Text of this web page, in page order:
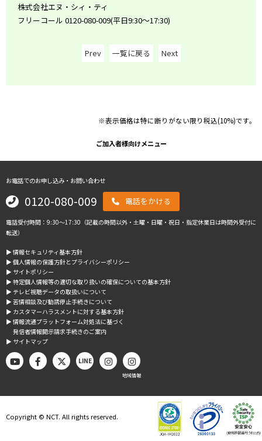
株式会社エヌ・シィ・ティ
フリーコール 0120-080-009(平日9:30～17:30)
Prev 一覧に戻る Next
※表示価格は特に断りがない限り税込(10%)です。
ご加入者様向けメニュー
お電話でのお申し込み・お問い合わせ
0120-080-009 電話をかける
電話受付時間：9:30～17:30（記載の時間以外・土曜・日曜・祝日・指定休業日は時間外受付に
転送）
▶︎ 情報セキュリティ基本方針
▶︎ 個人情報の保護方針とプライバシーポリシー
▶︎ サイトポリシー
▶︎ 特定個人情報等の適切な取り扱いの確保についての基本方針
▶︎ テレビ視聴データの取扱いについて
▶︎ 苦情相談及び勧誘停止手続きについて
▶︎ カスタマーハラスメントに対する基本方針
▶︎ 情報流通プラットフォーム対処法に基づく
発信者情報開示請求手続きのご案内
▶︎ サイトマップ
LINE
地域情報
Copyright © NCT. All rights reserved.